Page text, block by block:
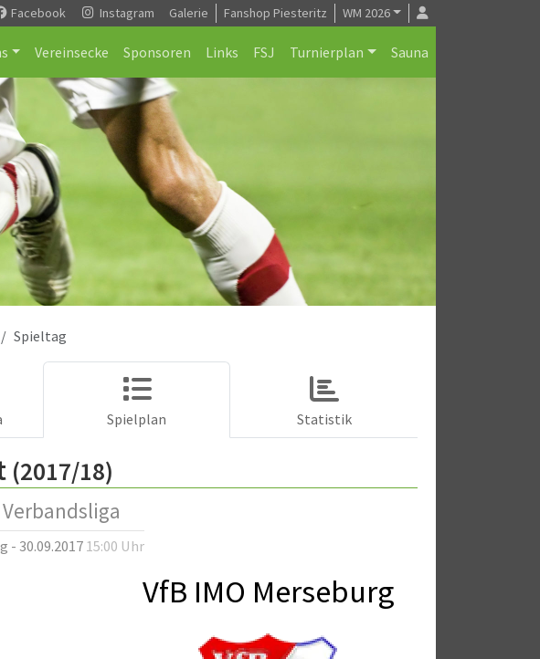
Facebook Instagram Galerie Fanshop Piesteritz WM 2026
Vereinsecke Sponsoren Links FSJ Turnierplan Sauna
Spieltag
Spielplan Statistik
(2017/18)
Verbandsliga
- 30.09.2017 15:00 Uhr
VfB IMO Merseburg